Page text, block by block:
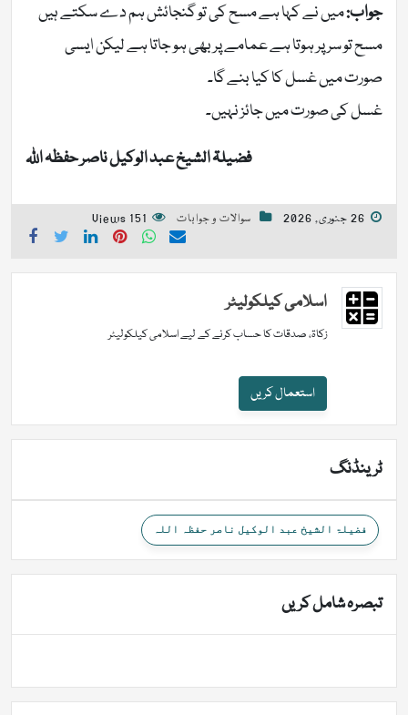
جواب:میں نے کہا ہے مسح کی تو گنجائش ہم دے سکتے ہیں
مسح تو سر پر ہوتا ہے عمامے پر بھی ہو جاتا ہے لیکن ایسی
صورت میں غسل کا کیا بنے گا۔
غسل کی صورت میں جائز نہیں۔
فضیلۃ الشیخ عبد الوکیل ناصر حفظہ اللہ
26 جنوری, 2026 سوالات و جوابات 151 Views
اسلامی کیلکولیٹر
زکاۃ، صدقات کا حساب کرنے کے لیے اسلامی کیلکولیٹر
استعمال کریں
ٹرینڈنگ
فضیلۃ الشیخ عبد الوکیل ناصر حفظہ اللہ
تبصرہ شامل کریں